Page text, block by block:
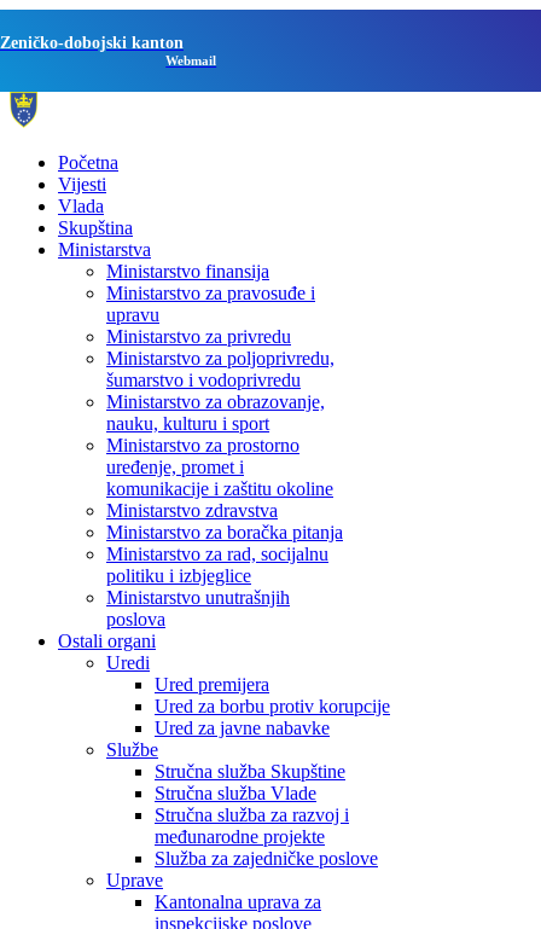
Zeničko-dobojski kanton
Webmail
Početna
Vijesti
Vlada
Skupština
Ministarstva
Ministarstvo finansija
Ministarstvo za pravosuđe i
upravu
Ministarstvo za privredu
Ministarstvo za poljoprivredu,
šumarstvo i vodoprivredu
Ministarstvo za obrazovanje,
nauku, kulturu i sport
Ministarstvo za prostorno
uređenje, promet i
komunikacije i zaštitu okoline
Ministarstvo zdravstva
Ministarstvo za boračka pitanja
Ministarstvo za rad, socijalnu
politiku i izbjeglice
Ministarstvo unutrašnjih
poslova
Ostali organi
Uredi
Ured premijera
Ured za borbu protiv korupcije
Ured za javne nabavke
Službe
Stručna služba Skupštine
Stručna služba Vlade
Stručna služba za razvoj i
međunarodne projekte
Služba za zajedničke poslove
Uprave
Kantonalna uprava za
inspekcijske poslove